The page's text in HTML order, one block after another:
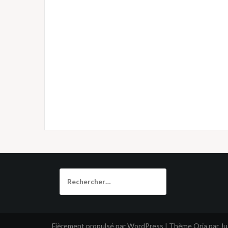
Fièrement propulsé par WordPress | Thème Oria par